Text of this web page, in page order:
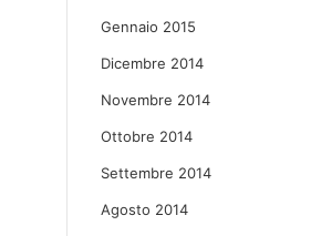
Gennaio 2015
Dicembre 2014
Novembre 2014
Ottobre 2014
Settembre 2014
Agosto 2014